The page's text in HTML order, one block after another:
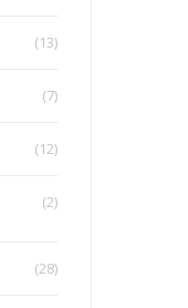
(13)
(7)
(12)
(2)
(28)